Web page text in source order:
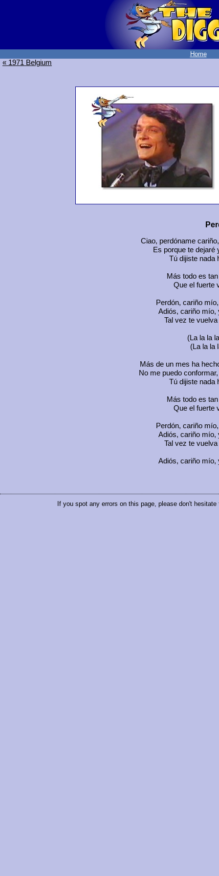
Home
« 1971 Belgium
Ciao, perdóname
Es porque te
Tú dijiste nada
Más todo es
Que el fuerte
Perdón, cariño
Adiós, cariño mío,
Tal vez te
(La la la
(La la la
Más de un mes ha
No me puedo
Tú dijiste nada
Más todo es
Que el fuerte
Perdón, cariño
Adiós, cariño mío,
Tal vez te
Adiós, cariño mío,
If you spot any errors on this page, please don't